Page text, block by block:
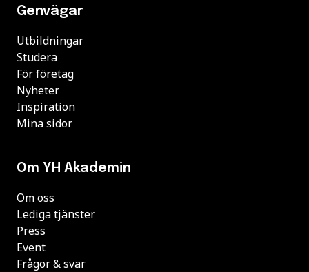
Genvägar
Utbildningar
Studera
För företag
Nyheter
Inspiration
Mina sidor
Om YH Akademin
Om oss
Lediga tjänster
Press
Event
Frågor & svar